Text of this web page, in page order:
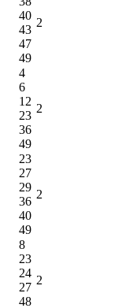
40
43
47
49
2
4
6
12
23
36
49
2
23
27
29
36
40
49
2
8
23
24
27
48
2